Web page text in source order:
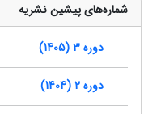
شماره‌های پیشین نشریه
دوره 3 (1405)
دوره 2 (1404)